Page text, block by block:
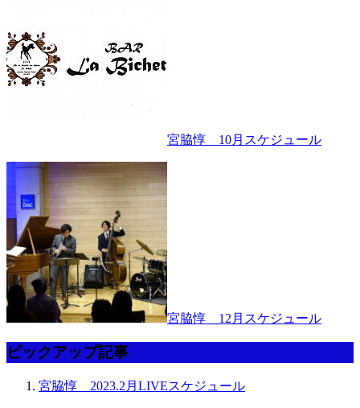
宮脇惇 10月スケジュール
宮脇惇 12月スケジュール
ピックアップ記事
宮脇惇 2023.2月LIVEスケジュール